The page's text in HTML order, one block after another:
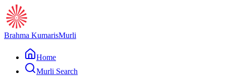
Brahma KumarisMurli
Home
Murli Search